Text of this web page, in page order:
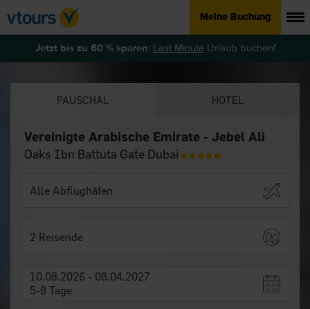
Meine Buchung
Jetzt bis zu 60 % sparen: Last MinuteUrlaub buchen!
PAUSCHAL HOTEL
Vereinigte Arabische Emirate - Jebel Ali
Oaks Ibn Battuta Gate Dubai
2 Reisende
10.08.2026 - 08.04.2027
5-8 Tage